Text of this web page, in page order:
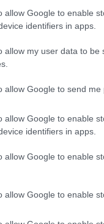
allow Google to enable
identifiers in apps.
allow my user data to
allow Google to send me
allow Google to enable
identifiers in apps.
allow Google to enable
allow Google to enable
eljárást
ma már
a munkavégzést
egy napra
úti cél júliusban a
tőle sokkal lemaradva a
hazai kkv-
áll ki